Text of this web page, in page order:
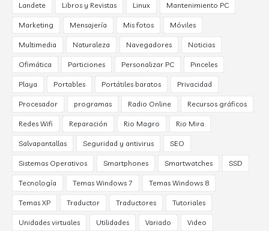
Landete Libros y Revistas Linux Mantenimiento PC
Marketing Mensajería Mis fotos Móviles
Multimedia Naturaleza Navegadores Noticias
Ofimática Particiones Personalizar PC Pinceles
Playa Portables Portátiles baratos Privacidad
Procesador programas Radio Online Recursos gráficos
Redes Wifi Reparación Rio Magro Rio Mira
Salvapantallas Seguridad y antivirus SEO
Sistemas Operativos Smartphones Smartwatches SSD
Tecnología Temas Windows 7 Temas Windows 8
Temas XP Traductor Traductores Tutoriales
Unidades virtuales Utilidades Variado Video